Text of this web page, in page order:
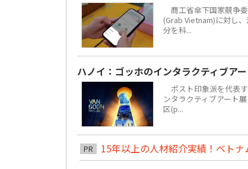
商工省傘下国家競争
(Grab Vietnam)に対し
分を科...
ハノイ：ゴッホのインタラクティブア
ポスト印象派を代表
ンタラクティブアート
区(p...
PR
15年以上の人材紹介実績！ベトナ